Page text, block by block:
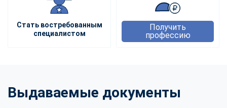
Стать востребованным
специалистом
Получить
профессию
Выдаваемые документы